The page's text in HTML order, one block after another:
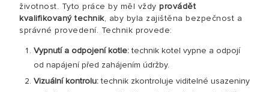
životnost. Tyto práce by měl vždy provádět
kvalifikovaný technik, aby byla zajištěna bezpečnost a
správné provedení. Technik provede:
Vypnutí a odpojení kotle:technik kotel vypne a odpojí
od napájení před zahájením údržby.
Vizuální kontrolu:technik zkontroluje viditelné usazeniny